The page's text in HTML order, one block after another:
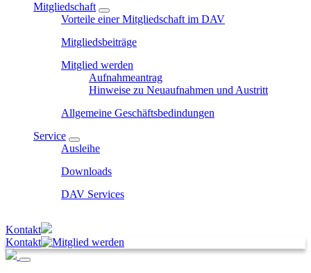
Mitgliedschaft
Vorteile einer Mitgliedschaft im DAV
Mitgliedsbeiträge
Mitglied werden
Aufnahmeantrag
Hinweise zu Neuaufnahmen und Austritt
Allgemeine Geschäftsbedindungen
Service
Ausleihe
Downloads
DAV Services
Kontakt
Kontakt